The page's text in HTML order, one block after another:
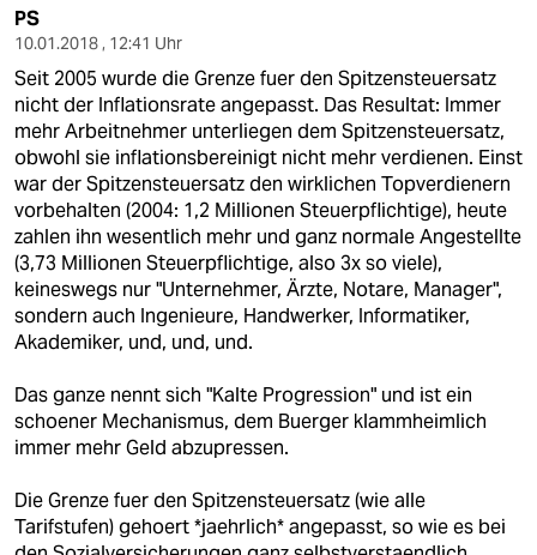
PS
10.01.2018 , 12:41 Uhr
Seit 2005 wurde die Grenze fuer den Spitzensteuersatz
nicht der Inflationsrate angepasst. Das Resultat: Immer
mehr Arbeitnehmer unterliegen dem Spitzensteuersatz,
obwohl sie inflationsbereinigt nicht mehr verdienen. Einst
war der Spitzensteuersatz den wirklichen Topverdienern
vorbehalten (2004: 1,2 Millionen Steuerpflichtige), heute
zahlen ihn wesentlich mehr und ganz normale Angestellte
(3,73 Millionen Steuerpflichtige, also 3x so viele),
keineswegs nur "Unternehmer, Ärzte, Notare, Manager",
sondern auch Ingenieure, Handwerker, Informatiker,
Akademiker, und, und, und.
Das ganze nennt sich "Kalte Progression" und ist ein
schoener Mechanismus, dem Buerger klammheimlich
immer mehr Geld abzupressen.
Die Grenze fuer den Spitzensteuersatz (wie alle
Tarifstufen) gehoert *jaehrlich* angepasst, so wie es bei